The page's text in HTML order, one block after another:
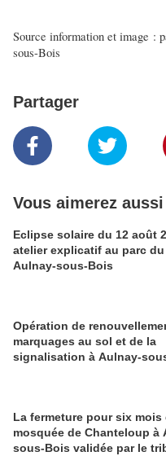
Source information et image :
sous-Bois
Partager
Vous aimerez aussi
Eclipse solaire du 12 août
atelier explicatif au parc du
Aulnay-sous-Bois
Opération de
marquages au sol et de la
signalisation à Aulnay-
La fermeture pour six mois
mosquée de Chanteloup à
sous-Bois validée par le